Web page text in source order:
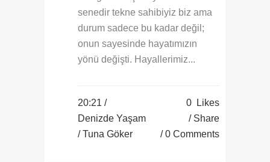
senedir tekne sahibiyiz biz ama
durum sadece bu kadar değil;
onun sayesinde hayatımızın
yönü değişti. Hayallerimiz...
20:21 /
Denizde Yaşam
/ Tuna Göker
0
Likes
Share
0 Comments